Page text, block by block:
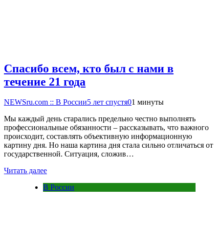
Спасибо всем, кто был с нами в
течение 21 года
NEWSru.com :: В России5 лет спустя01 минуты
Мы каждый день старались предельно честно выполнять
профессиональные обязанности – рассказывать, что важного
происходит, составлять объективную информационную
картину дня. Но наша картина дня стала сильно отличаться от
государственной. Ситуация, сложив…
Читать далее
В России